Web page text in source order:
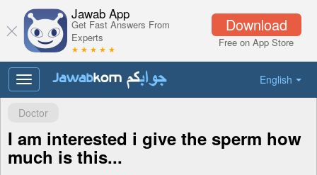
Download
Free on App Store
Jawab App
Get Fast Answers From
Experts
★ ★ ★ ★ ★
English
Toggle
navigation
Doctor
I am interested i give the sperm how
much is this...